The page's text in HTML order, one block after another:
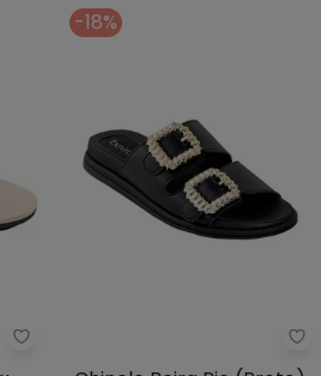
Comfortflex - Tamanco
-18%